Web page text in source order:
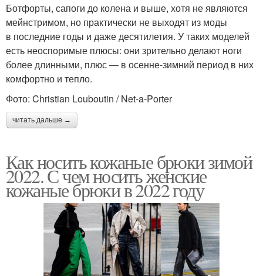
Ботфорты, сапоги до колена и выше, хотя не являются
мейнстримом, но практически не выходят из моды
в последние годы и даже десятилетия. У таких моделей
есть неоспоримые плюсы: они зрительно делают ноги
более длинными, плюс — в осенне-зимний период в них
комфортно и тепло.
Фото: Christian Louboutin / Net-a-Porter
читать дальше →
Как носить кожаные брюки зимой
2022. С чем носить женские
кожаные брюки в 2022 году